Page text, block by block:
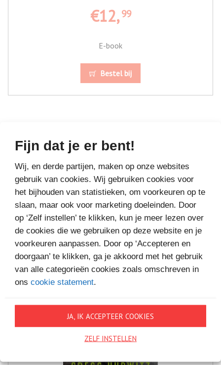
Fijn dat je er bent!
Wij, en derde partijen, maken op onze websites
gebruik van cookies. Wij gebruiken cookies voor
het bijhouden van statistieken, om voorkeuren op te
slaan, maar ook voor marketing doeleinden. Door
op ‘Zelf instellen’ te klikken, kun je meer lezen over
de cookies die we gebruiken op deze website en je
voorkeuren aanpassen. Door op ‘Accepteren en
doorgaan’ te klikken, ga je akkoord met het gebruik
van alle categorieën cookies zoals omschreven in
ons cookie statement.
JA, IK ACCEPTEER COOKIES
ZELF INSTELLEN
€12,99
E-book
Bestel bij
MEER BOEKEN VAN
VAKANTIELEZEN